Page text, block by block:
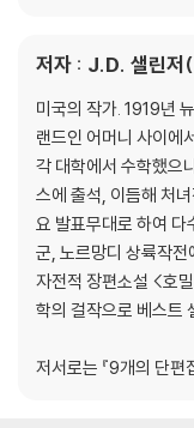
저자 : J.D. 샐린
미국의 작가. 1919년
랜드인 어머니 사이에
각 대학에서 수학했으
스에 출석, 이듬해 처
요 발표무대로 하여 다
군, 노르망디 상륙작
자전적 장편소설 <호
학의 걸작으로 베스트
저서로는 『9개의 단편